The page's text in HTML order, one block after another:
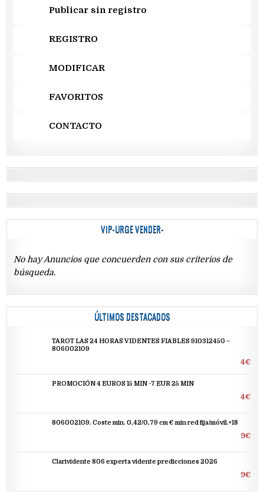
Publicar sin registro
REGISTRO
MODIFICAR
FAVORITOS
CONTACTO
VIP-URGE VENDER-
No hay Anuncios que concuerden con sus criterios de
búsqueda.
ÚLTIMOS DESTACADOS
TAROT LAS 24 HORAS VIDENTES FIABLES 910312450 –
806002109
4€
PROMOCIÓN 4 EUROS 15 MIN -7 EUR 25 MIN
4€
806002109. Coste min. 0,42/0,79 cm € min red fija/móvil.+18
9€
Clarividente 806 experta vidente predicciones 2026
9€